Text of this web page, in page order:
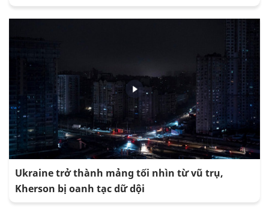
Ukraine trở thành mảng tối nhìn từ vũ trụ,
Kherson bị oanh tạc dữ dội